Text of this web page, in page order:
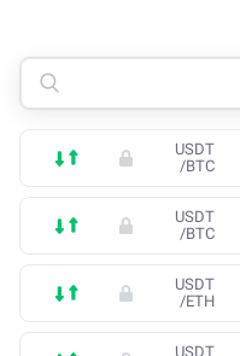
USDT
/BTC
USDT
/BTC
USDT
/ETH
USDT